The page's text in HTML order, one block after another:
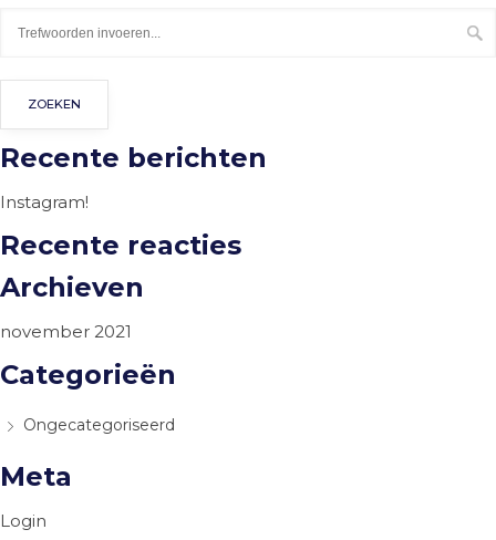
Recente berichten
Instagram!
Recente reacties
Archieven
november 2021
Categorieën
Ongecategoriseerd
Meta
Login